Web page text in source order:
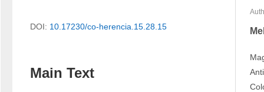
DOI: 10.17230/co-herencia.15.28.15
Main Text